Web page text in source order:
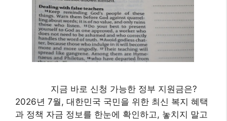
지금 바로 신청 가능한 정부 지원금은?
2026년 7월, 대한민국 국민을 위한 최신 복지 혜택
과 정책 자금 정보를 한눈에 확인하고, 놓치지 말고